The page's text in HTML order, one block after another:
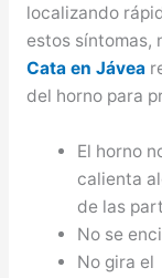
localizando
estos síntomas,
Cata en Jávea
del horno para
El horno
calienta
de las
No se
No gira el